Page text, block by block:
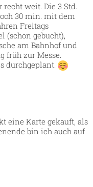
weit. Die 3 Std.
30 min. mit dem
Freitags
(schon gebucht),
am Bahnhof und
früh zur Messe.
durchgeplant.
eine Karte gekauft, als
bin ich auch auf